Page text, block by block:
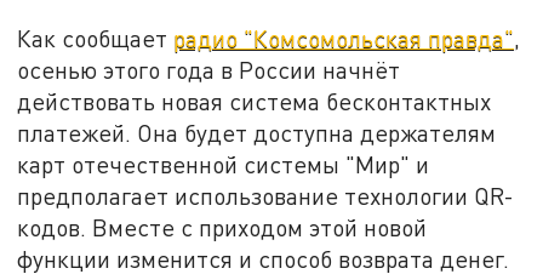
Как сообщает радио "Комсомольская правда",
осенью этого года в России начнёт
действовать новая система бесконтактных
платежей. Она будет доступна держателям
карт отечественной системы "Мир" и
предполагает использование технологии QR-
кодов. Вместе с приходом этой новой
функции изменится и способ возврата денег.